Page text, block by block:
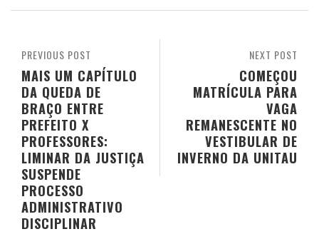
NEXT POST
COMEÇOU
MATRÍCULA PARA
VAGA
REMANESCENTE NO
VESTIBULAR DE
INVERNO DA UNITAU
PREVIOUS POST
MAIS UM CAPÍTULO
DA QUEDA DE
BRAÇO ENTRE
PREFEITO X
PROFESSORES:
LIMINAR DA JUSTIÇA
SUSPENDE
PROCESSO
ADMINISTRATIVO
DISCIPLINAR